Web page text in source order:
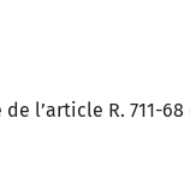
l’article R. 711-